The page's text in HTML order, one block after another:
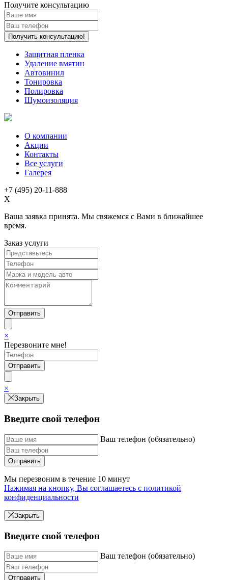
Получите консультацию
Защитная пленка
Удаление вмятин
Автовинил
Тонировка
Полировка
Шумоизоляция
О компании
Акции
Контакты
Все услуги
Галерея
+7 (495) 20-11-888
X
Ваша заявка принята. Мы свяжемся с Вами в ближайшее
время.
Заказ услуги
×
Перезвоните мне!
×
Закрыть
Введите свой телефон
Ваш телефон (обязательно)
Отправить
Мы перезвоним в течение 10 минут
Нажимая на кнопку, Вы соглашаетесь с политикой
конфиденциальности
Закрыть
Введите свой телефон
Ваш телефон (обязательно)
Отправить